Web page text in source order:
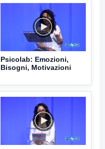
Psicolab: Emozioni,
Bisogni, Motivazioni